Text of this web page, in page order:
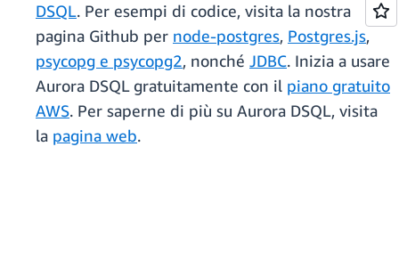
DSQL. Per esempi di codice, visita la nostra
pagina Github per node-postgres, Postgres.js,
psycopg e psycopg2, nonché JDBC. Inizia a usare
Aurora DSQL gratuitamente con il piano gratuito
AWS. Per saperne di più su Aurora DSQL, visita
la pagina web.